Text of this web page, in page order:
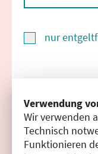
Verwendung
Wir verwenden
Technisch
Funktionieren
nur
Filter